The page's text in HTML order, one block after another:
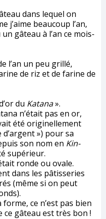
dans lequel on
j’aime beaucoup l’an,
gâteau à l’an ce mois-
l’an un peu grillé,
de riz et de farine de
du Katana».
n’était pas en or,
été originellement
») pour sa
son nom en Kin-
supérieur.
ronde ou ovale.
dans les pâtisseries
(même si on peut
ce n’est pas bien
ce gâteau est très bon !